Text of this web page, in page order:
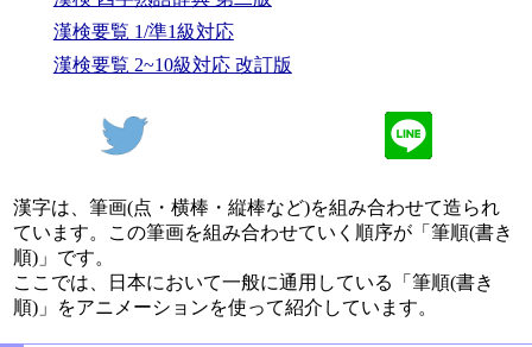
漢検要覧 1/準1級対応
漢検要覧 2~10級対応 改訂版
漢字は、筆画(点・横棒・縦棒など)を組み合わせて造られ
ています。この筆画を組み合わせていく順序が「筆順(書き
順)」です。
ここでは、日本において一般に通用している「筆順(書き
順)」をアニメーションを使って紹介しています。